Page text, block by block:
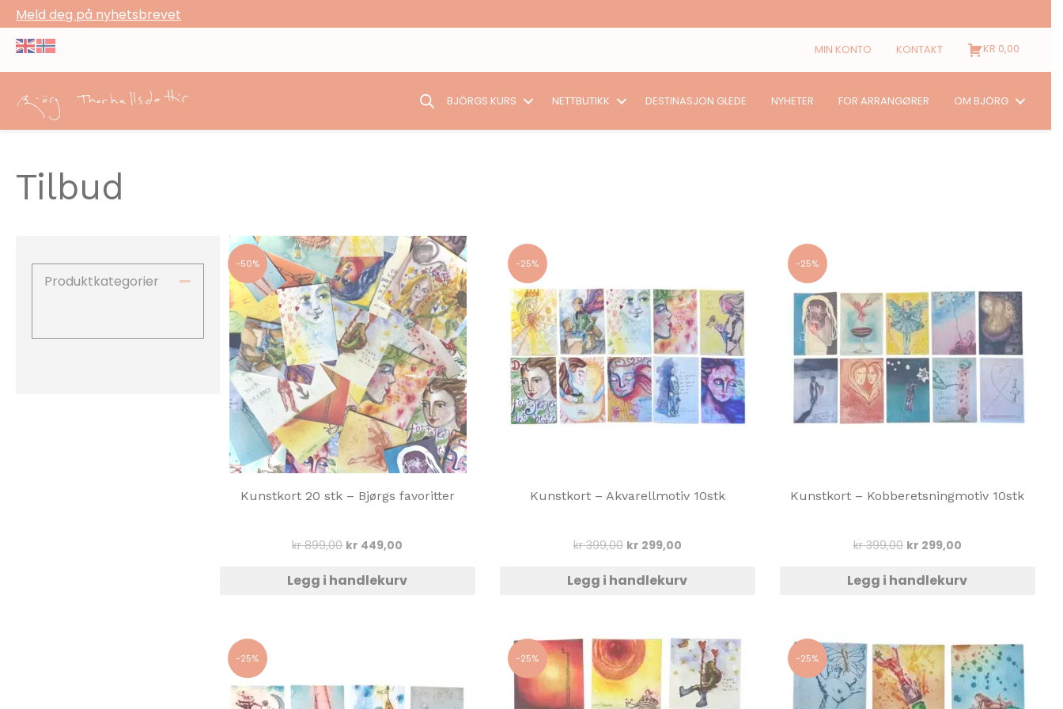
Meld deg på nyhetsbrevet
MIN KONTO KONTAKT KR 0,00
BJÖRGS KURS NETTBUTIKK DESTINASJON GLEDE NYHETER FOR ARRANGØRER OM BJÖRG
Tilbud
Produktkategorier Skjul
-50%
Kunstkort 20 stk – Bjørgs favoritter
kr899,00 Opprinnelig
var:
kr 449,00
er:
Legg i handlekurv
-25%
Kunstkort – Akvarellmotiv 10stk
kr399,00 Opprinnelig
var:
kr 299,00Nåværende
er:
Legg i handlekurv
-25%
Kunstkort – Kobberetsningmotiv 10stk
kr399,00 Opprinnelig
var:
kr 299,00Nåværende
er:
Legg i handlekurv
-25% -25% -25%